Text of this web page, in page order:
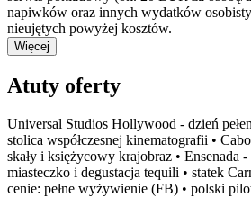
napiwków oraz innych wydatków
nieujętych powyżej kosztów.
Więcej
Atuty oferty
Universal Studios Hollywood - dzień
stolica współczesnej kinematografii •
skały i księżycowy krajobraz • Ensenada
miasteczko i degustacja tequili • statek
cenie: pełne wyżywienie (FB) • polski